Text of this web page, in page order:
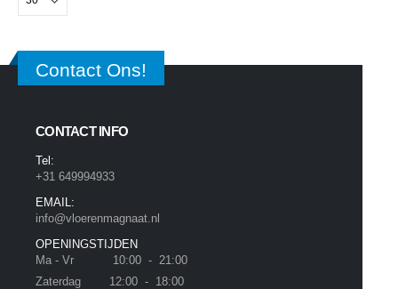
Contact Ons!
CONTACT INFO
Tel:
+31 649994933
EMAIL:
info@vloerenmagnaat.nl
OPENINGSTIJDEN
Ma - Vr 10:00 - 21:00
Zaterdag 12:00 - 18:00